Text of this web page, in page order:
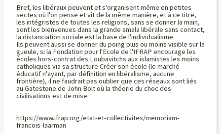
Bref, les libéraux peuvent et s'organisent même en petites
sectes où l'on pense et vit de la même manière, et à ce titre,
les intégristes de toutes les religions, sans se donner la main,
sont les bienvenues dans la grande smala libérale sans contact,
la distanciation sociale est la base de l'individualisme.
Ils peuvent aussi se donner du poing plus ou moins visible sur la
gueule, si la Fondation pour l'Ecole de l'IFRAP encourage les
écoles hors-contrat des Loubavitchs aux islamistes les moins
catholiques via sa structure Créer son école (le marché
éducatif n'ayant, par définition en libéralisme, aucune
frontière), il ne faudrait pas oublier que ces réseaux sont liés
au Gatestone de John Bolt où la théorie du choc des
civilisations est de mise.
https://www.ifrap.org/etat-et-collectivites/memoriam-
francois-laarman